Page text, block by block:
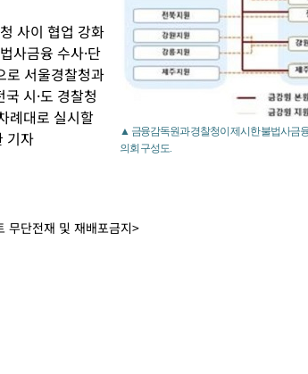
▲ 금융감독원과 경찰청이 제시한 불법사금
의회 구성도.
사이 협업 강화
사금융 수사·단
로 서울경찰청과
시·도 경찰청
례대로 실시할
기자
무단전재 및 재배포금지>